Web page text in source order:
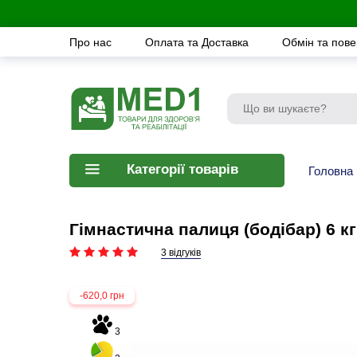
Про нас Оплата та Доставка Обмін та
Категорії товарів Головна
Гімнастична палиця (бодібар) 6
3 відгуків
-620,0 грн
3